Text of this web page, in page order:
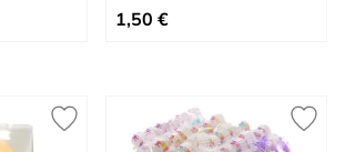
1,50 €